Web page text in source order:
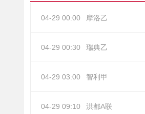
04-29 00:00 摩洛乙
04-29 00:30 瑞典乙
04-29 03:00 智利甲
04-29 09:10 洪都A联